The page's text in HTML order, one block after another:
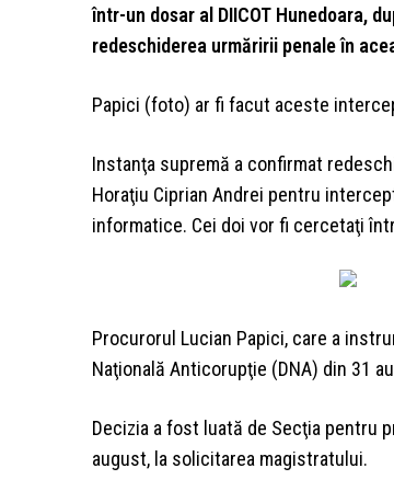
într-un dosar al DIICOT Hunedoara,
redeschiderea urmăririi penale în
Papici (foto) ar fi facut aceste
Instanţa supremă a confirmat
Horaţiu Ciprian Andrei pentru
informatice. Cei doi vor fi cercetaţi
Procurorul Lucian Papici, care a
Naţională Anticorupţie (DNA) din 31
Decizia a fost luată de Secţia pentru
august, la solicitarea magistratului.